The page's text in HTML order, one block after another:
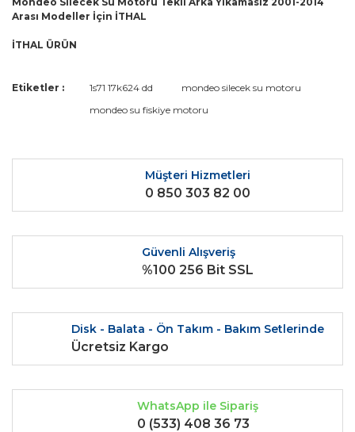
Arası Modeller İçin İTHAL
İTHAL ÜRÜN
Bu ürüne ilk yorumu siz yapın!
Yorum Yaz
Bu ürünün fiyat bilgisi, resim, ürün açıklamalarında ve diğer
kullanarak tarafımıza iletebilirsiniz.
Ürün resmi kalitesiz, bozuk veya görüntülenemiyor.
Ürün açıklamasında eksik bilgiler bulunuyor.
Ürün bilgilerinde hatalar bulunuyor.
Ürün fiyatı diğer sitelerden daha pahalı.
Bu ürüne benzer farklı alternatifler olmalı.
Gönder
Etiketler : 1s71 17k624 dd
mondeo silecek su motoru
mondeo su fiskiye motoru
Müşteri Hizmetleri
0 850 303 82 00
Güvenli Alışveriş
%100 256 Bit SSL
Disk - Balata - Ön Takım - Bakım Setlerinde
Ücretsiz Kargo
WhatsApp ile Sipariş
0 (533) 408 36 73